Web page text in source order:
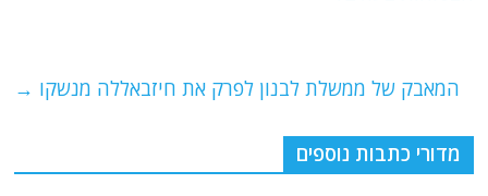
k
המאבק של ממשלת לבנון לפרק את חיזבאללה מנשקו →
מדורי כתבות נוספים